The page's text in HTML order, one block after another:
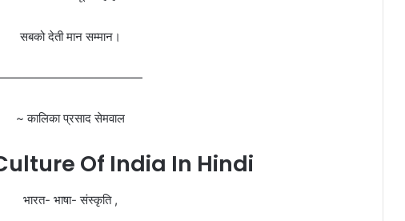
सबको देती मान सम्मान।
~ कालिका प्रसाद सेमवाल
Of India In Hindi
भारत- भाषा- संस्कृति ,